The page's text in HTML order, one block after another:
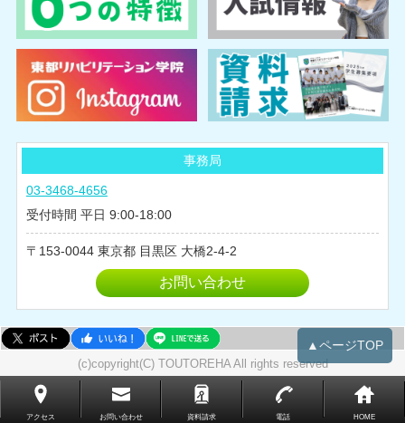
2025年02月
2024年08月
2024年07月
2024年06月
2024年05月
2024年04月
2024年01月
2023年11月
2023年10月
2023年09月
2023年08月
2023年07月
事務局
03-3468-4656
受付時間 平日 9:00-18:00
153-0044 東京都 目黒区 大橋2-4-2
お問い合わせ
▲ページTOP
(c)copyright(C) TOUTOREHA All rights reserved
アクセス お問い合わせ 資料請求 電話 HOME